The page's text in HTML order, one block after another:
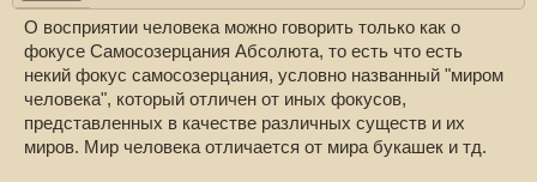
О восприятии человека можно говорить только как о
фокусе Самосозерцания Абсолюта, то есть что есть
некий фокус самосозерцания, условно названный "миром
человека", который отличен от иных фокусов,
представленных в качестве различных существ и их
миров. Мир человека отличается от мира букашек и тд.